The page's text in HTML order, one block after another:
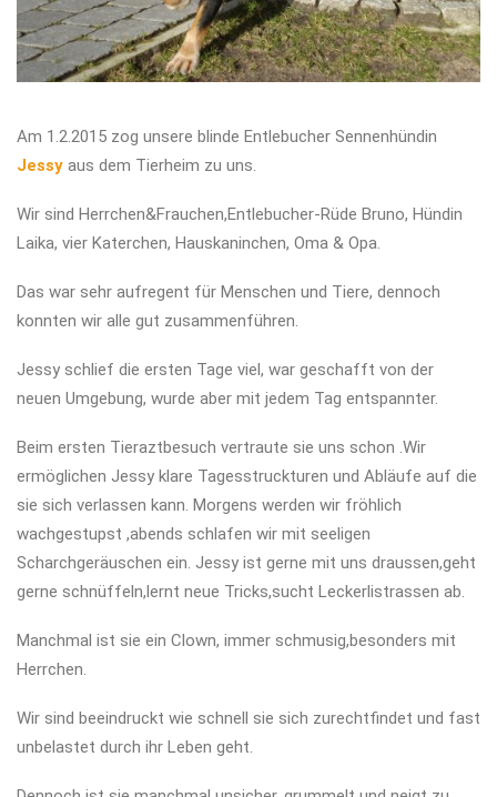
Am 1.2.2015 zog unsere blinde Entlebucher Sennenhündin
Jessy aus dem Tierheim zu uns.
Wir sind Herrchen&Frauchen,Entlebucher-Rüde Bruno, Hündin
Laika, vier Katerchen, Hauskaninchen, Oma & Opa.
Das war sehr aufregent für Menschen und Tiere, dennoch
konnten wir alle gut zusammenführen.
Jessy schlief die ersten Tage viel, war geschafft von der
neuen Umgebung, wurde aber mit jedem Tag entspannter.
Beim ersten Tieraztbesuch vertraute sie uns schon .Wir
ermöglichen Jessy klare Tagesstruckturen und Abläufe auf die
sie sich verlassen kann. Morgens werden wir fröhlich
wachgestupst ,abends schlafen wir mit seeligen
Scharchgeräuschen ein. Jessy ist gerne mit uns draussen,geht
gerne schnüffeln,lernt neue Tricks,sucht Leckerlistrassen ab.
Manchmal ist sie ein Clown, immer schmusig,besonders mit
Herrchen.
Wir sind beeindruckt wie schnell sie sich zurechtfindet und fast
unbelastet durch ihr Leben geht.